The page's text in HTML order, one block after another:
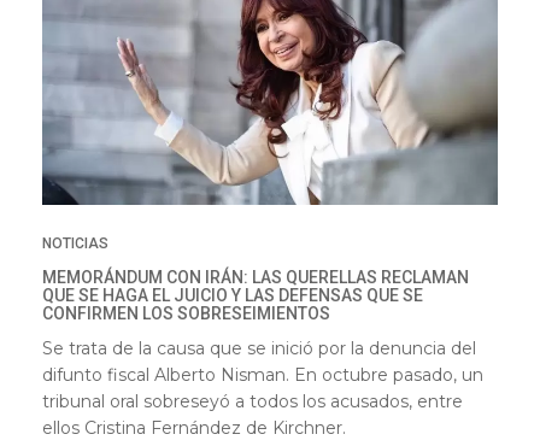
NOTICIAS
MEMORÁNDUM CON IRÁN: LAS QUERELLAS RECLAMAN
QUE SE HAGA EL JUICIO Y LAS DEFENSAS QUE SE
CONFIRMEN LOS SOBRESEIMIENTOS
Se trata de la causa que se inició por la denuncia del
difunto fiscal Alberto Nisman. En octubre pasado, un
tribunal oral sobreseyó a todos los acusados, entre
ellos Cristina Fernández de Kirchner.